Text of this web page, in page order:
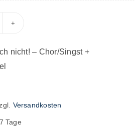
nicht! – Chor/Singst +
Versandkosten
Tage